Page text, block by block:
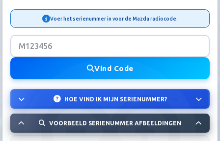
Voer het serienummer in voor de Mazda radiocode.
Vind Code
HOE VIND IK MIJN SERIENUMMER?
VOORBEELD SERIENUMMER AFBEELDINGEN